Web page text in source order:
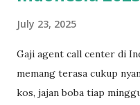
July 23, 2025
Gaji agent call center di
memang terasa cukup
kos, jajan boba tiap